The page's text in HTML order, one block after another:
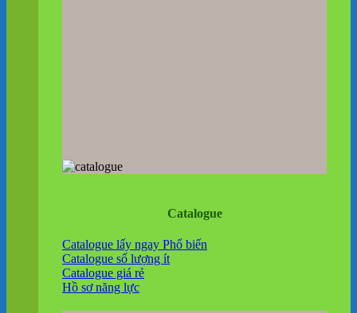
Catalogue
Catalogue lấy ngay
Catalogue số lượng ít
Catalogue giá rẻ
Hồ sơ năng lực